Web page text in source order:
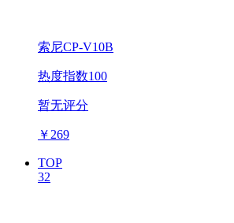
索尼CP-V10B
热度指数100
暂无评分
￥ 269
TOP
32